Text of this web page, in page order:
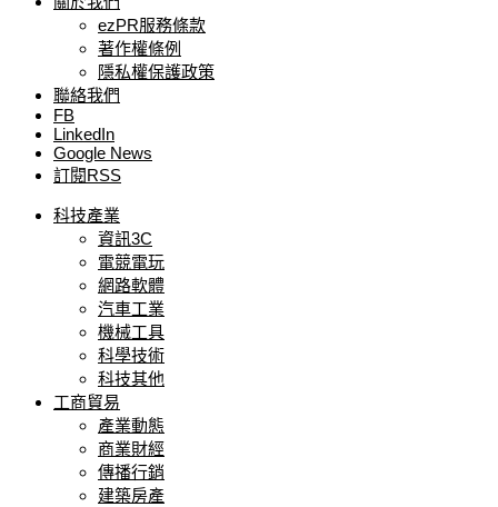
ezPR服務條款
著作權條例
隱私權保護政策
聯絡我們
FB
LinkedIn
Google News
訂閱RSS
科技產業
資訊3C
電競電玩
網路軟體
汽車工業
機械工具
科學技術
科技其他
工商貿易
產業動態
商業財經
傳播行銷
建築房產